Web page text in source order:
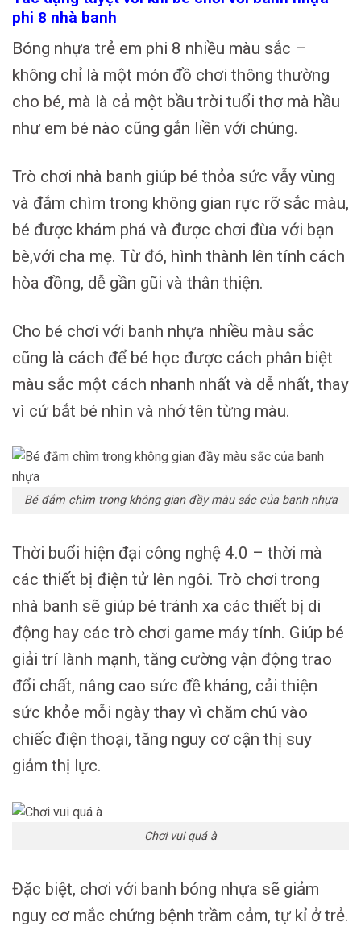
phi 8 nhà banh
Bóng nhựa trẻ em phi 8 nhiều màu sắc –
không chỉ là một món đồ chơi thông thường
cho bé, mà là cả một bầu trời tuổi thơ mà hầu
như em bé nào cũng gắn liền với chúng.
Trò chơi nhà banh giúp bé thỏa sức vẫy vùng
và đắm chìm trong không gian rực rỡ sắc màu,
bé được khám phá và được chơi đùa với bạn
bè,với cha mẹ. Từ đó, hình thành lên tính cách
hòa đồng, dễ gần gũi và thân thiện.
Cho bé chơi với banh nhựa nhiều màu sắc
cũng là cách để bé học được cách phân biệt
màu sắc một cách nhanh nhất và dễ nhất, thay
vì cứ bắt bé nhìn và nhớ tên từng màu.
Bé đắm chìm trong không gian đầy màu sắc của banh nhựa
Thời buổi hiện đại công nghệ 4.0 – thời mà
các thiết bị điện tử lên ngôi. Trò chơi trong
nhà banh sẽ giúp bé tránh xa các thiết bị di
động hay các trò chơi game máy tính. Giúp bé
giải trí lành mạnh, tăng cường vận động trao
đổi chất, nâng cao sức đề kháng, cải thiện
sức khỏe mỗi ngày thay vì chăm chú vào
chiếc điện thoại, tăng nguy cơ cận thị suy
giảm thị lực.
Chơi vui quá à
Đặc biệt, chơi với banh bóng nhựa sẽ giảm
nguy cơ mắc chứng bệnh trầm cảm, tự kỉ ở trẻ.